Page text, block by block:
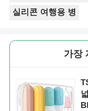
실리콘 여행용 병
가장